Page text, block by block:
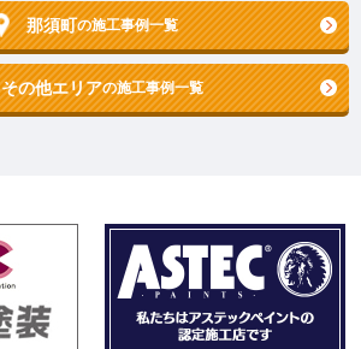
那須町の施工事例一覧
その他エリアの施工事例一覧